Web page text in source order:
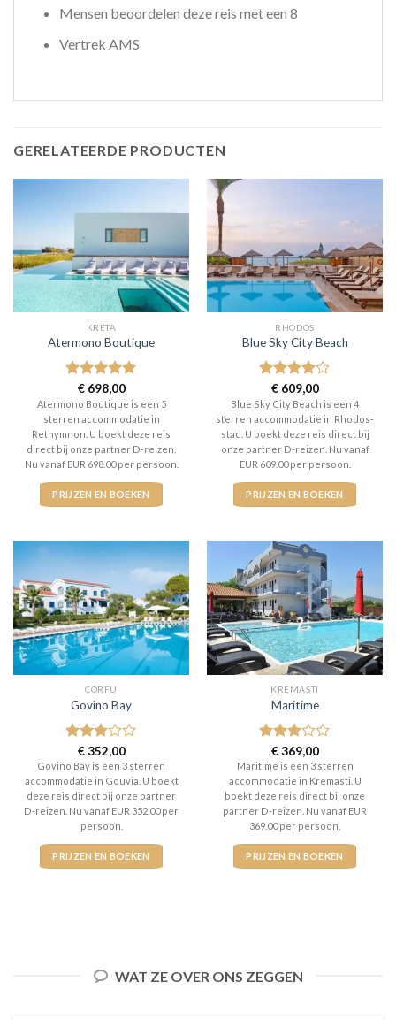
Mensen beoordelen deze reis met een 8
Vertrek AMS
GERELATEERDE PRODUCTEN
KRETA
Atermono Boutique
Gewaardeerd
5uit 5
€698,00
Atermono Boutique is een 5
sterren accommodatie in
Rethymnon. U boekt deze reis
direct bij onze partner D-reizen.
Nu vanaf EUR 698.00 per persoon.
PRIJZEN EN BOEKEN
RHODOS
Blue Sky City Beach
Gewaardeerd
4uit 5
€609,00
Blue Sky City Beach is een 4
sterren accommodatie in Rhodos-
stad. U boekt deze reis direct bij
onze partner D-reizen. Nu vanaf
EUR 609.00 per persoon.
PRIJZEN EN BOEKEN
CORFU
Govino Bay
Gewaardeerd
3 uit 5
€352,00
Govino Bay is een 3 sterren
accommodatie in Gouvia. U boekt
deze reis direct bij onze partner
D-reizen. Nu vanaf EUR 352.00 per
persoon.
PRIJZEN EN BOEKEN
KREMASTI
Maritime
Gewaardeerd
3uit 5
€369,00
Maritime is een 3 sterren
accommodatie in Kremasti. U
boekt deze reis direct bij onze
partner D-reizen. Nu vanaf EUR
369.00 per persoon.
PRIJZEN EN BOEKEN
WAT ZE OVER ONS ZEGGEN